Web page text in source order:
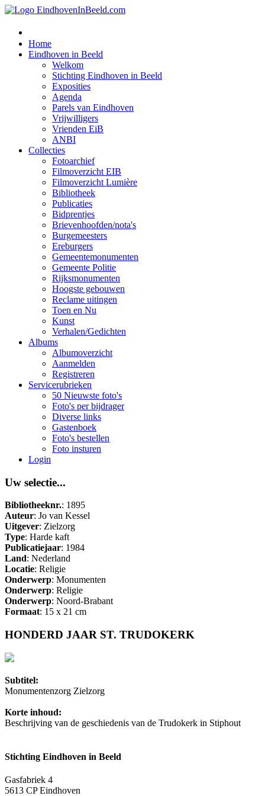
Home
Eindhoven in Beeld
Welkom
Stichting Eindhoven in Beeld
Exposities
Agenda
Parels van Eindhoven
Vrijwilligers
Vrienden EiB
ANBI
Collecties
Fotoarchief
Filmoverzicht EIB
Filmoverzicht Lumière
Bibliotheek
Publicaties
Bidprentjes
Brievenhoofden/nota's
Burgemeesters
Ereburgers
Gemeentemonumenten
Gemeente Politie
Rijksmonumenten
Hoogste gebouwen
Reclame uitingen
Toen en Nu
Kunst
Verhalen/Gedichten
Albums
Albumoverzicht
Aanmelden
Registreren
Servicerubrieken
50 Nieuwste foto's
Foto's per bijdrager
Diverse links
Gastenboek
Foto's bestellen
Foto insturen
Login
Uw selectie...
Bibliotheeknr.: 1895
Auteur: Jo van Kessel
Uitgever: Zielzorg
Type: Harde kaft
Publicatiejaar: 1984
Land: Nederland
Locatie: Religie
Onderwerp: Monumenten
Onderwerp: Religie
Onderwerp: Noord-Brabant
Formaat: 15 x 21 cm
HONDERD JAAR ST. TRUDOKERK
Subtitel:
Monumentenzorg Zielzorg
Korte inhoud:
Beschrijving van de geschiedenis van de Trudokerk in Stiphout
Stichting Eindhoven in Beeld
Gasfabriek 4
5613 CP Eindhoven